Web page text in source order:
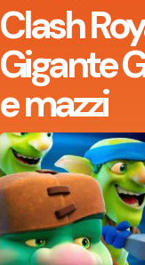
Clash
Gigante
e mazzi